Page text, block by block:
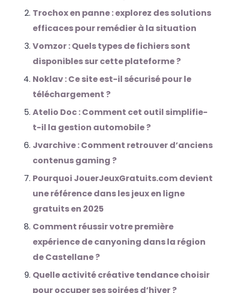
Trochox en panne : explorez des solutions
efficaces pour remédier à la situation
Vomzor : Quels types de fichiers sont
disponibles sur cette plateforme ?
Noklav : Ce site est-il sécurisé pour le
téléchargement ?
Atelio Doc : Comment cet outil simplifie-
t-il la gestion automobile ?
Jvarchive : Comment retrouver d’anciens
contenus gaming ?
Pourquoi JouerJeuxGratuits.com devient
une référence dans les jeux en ligne
gratuits en 2025
Comment réussir votre première
expérience de canyoning dans la région
de Castellane ?
Quelle activité créative tendance choisir
pour occuper ses soirées d’hiver ?